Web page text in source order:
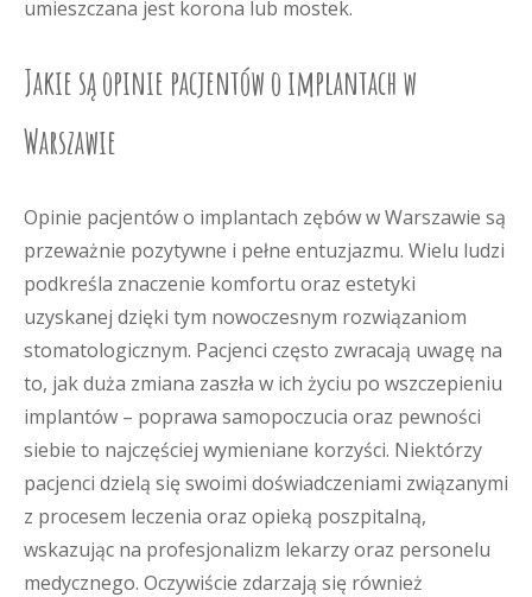
umieszczana jest korona lub mostek.
Jakie są opinie pacjentów o implantach w
Warszawie
Opinie pacjentów o implantach zębów w Warszawie są
przeważnie pozytywne i pełne entuzjazmu. Wielu ludzi
podkreśla znaczenie komfortu oraz estetyki
uzyskanej dzięki tym nowoczesnym rozwiązaniom
stomatologicznym. Pacjenci często zwracają uwagę na
to, jak duża zmiana zaszła w ich życiu po wszczepieniu
implantów – poprawa samopoczucia oraz pewności
siebie to najczęściej wymieniane korzyści. Niektórzy
pacjenci dzielą się swoimi doświadczeniami związanymi
z procesem leczenia oraz opieką poszpitalną,
wskazując na profesjonalizm lekarzy oraz personelu
medycznego. Oczywiście zdarzają się również